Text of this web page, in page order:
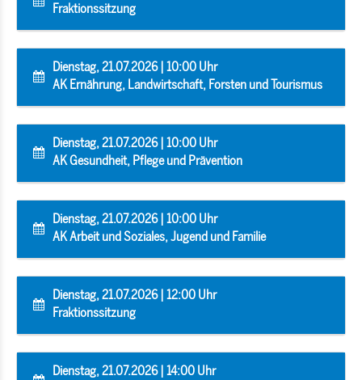
Fraktionssitzung
Dienstag, 21.07.2026 | 10:00 Uhr
AK Ernährung, Landwirtschaft, Forsten und Tourismus
Dienstag, 21.07.2026 | 10:00 Uhr
AK Gesundheit, Pflege und Prävention
Dienstag, 21.07.2026 | 10:00 Uhr
AK Arbeit und Soziales, Jugend und Familie
Dienstag, 21.07.2026 | 12:00 Uhr
Fraktionssitzung
Dienstag, 21.07.2026 | 14:00 Uhr